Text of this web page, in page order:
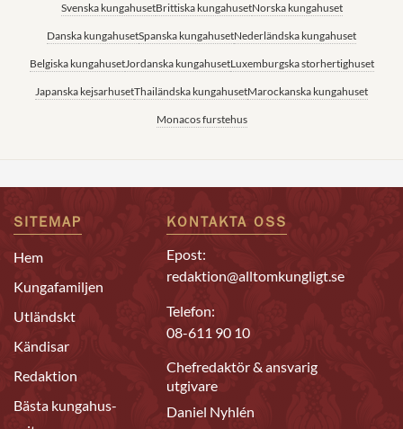
Svenska kungahusetBrittiska kungahusetNorska kungahuset
Danska kungahusetSpanska kungahusetNederländska kungahuset
Belgiska kungahusetJordanska kungahusetLuxemburgska storhertighuset
Japanska kejsarhusetThailändska kungahusetMarockanska kungahuset
Monacos furstehus
SITEMAP
Hem
Kungafamiljen
Utländskt
Kändisar
Redaktion
Bästa kungahus-
KONTAKTA OSS
Epost:
redaktion@alltomkungligt.se
Telefon:
08-611 90 10
Chefredaktör & ansvarig
utgivare
Daniel Nyhlén